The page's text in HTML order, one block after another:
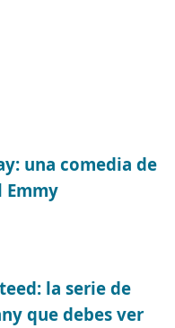
una comedia de
Emmy
la serie de
que debes ver